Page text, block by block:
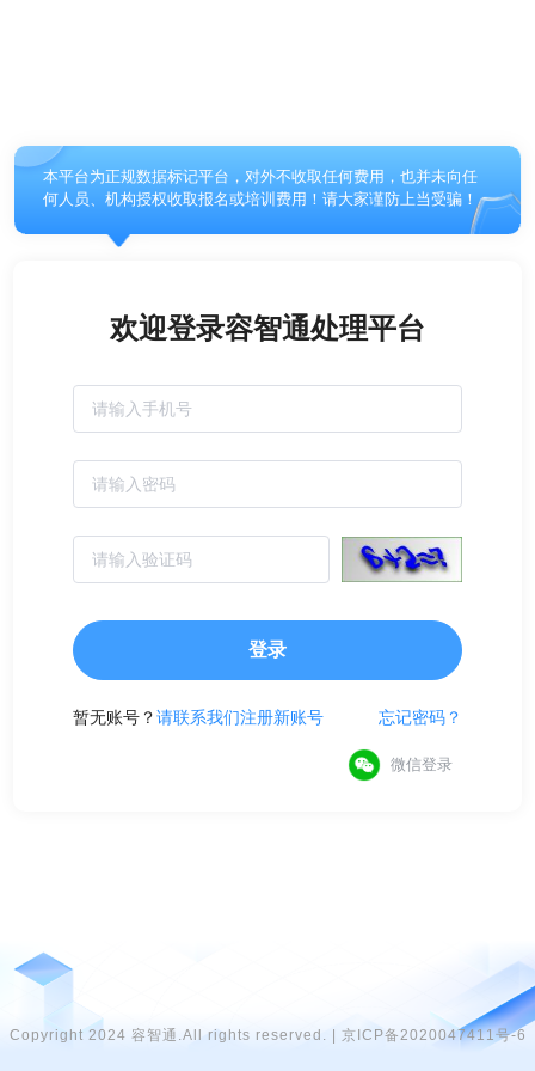
本平台为正规数据标记平台，对外不收取任何费用，也并未向任
何人员、机构授权收取报名或培训费用！请大家谨防上当受骗！
欢迎登录容智通处理平台
登录
暂无账号？ 请联系我们注册新账号 忘记密码？
微信登录
Copyright 2024 容智通.All rights reserved. | 京ICP备2020047411号-6